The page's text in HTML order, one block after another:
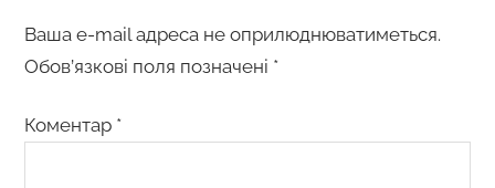
Ваша e-mail адреса не оприлюднюватиметься.
Обов’язкові поля позначені *
Коментар *